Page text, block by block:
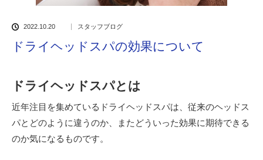
2022.10.20 スタッフブログ
ドライヘッドスパの効果について
ドライヘッドスパとは
近年注目を集めているドライヘッドスパは、従来のヘッドス
パとどのように違うのか、またどういった効果に期待できる
のか気になるものです。